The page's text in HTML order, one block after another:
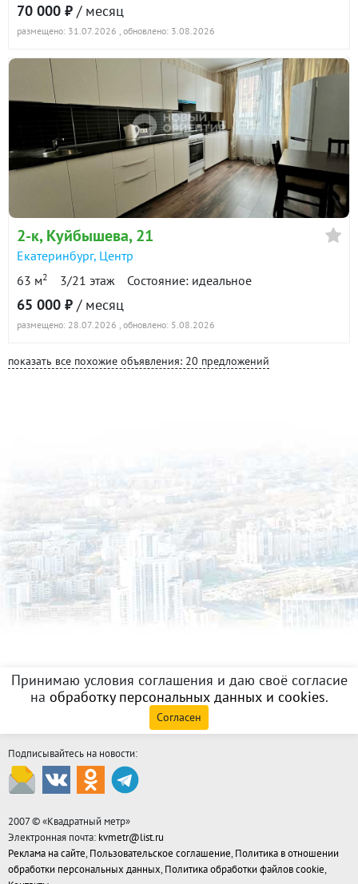
70 000 ₽ / месяц
размещено: 31.07.2026 , обновлено: 3.08.2026
2-к, Куйбышева, 21
Екатеринбург, Центр
63 м2 3/21 этаж Состояние: идеальное
65 000 ₽ / месяц
размещено: 28.07.2026 , обновлено: 5.08.2026
показать все похожие объявления: 20 предложений
Принимаю условия соглашения и даю своё согласие
на обработку персональных данных и cookies.
Согласен
Подписывайтесь на новости:
2007 © «Квадратный метр»
Электронная почта: kvmetr@list.ru
Реклама на сайте, Пользовательское соглашение, Политика в отношении
обработки персональных данных, Политика обработки файлов cookie,